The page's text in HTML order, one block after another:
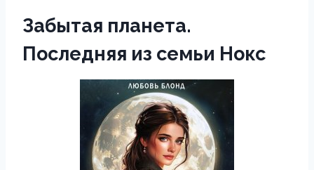
Забытая планета.
Последняя из семьи Нокс